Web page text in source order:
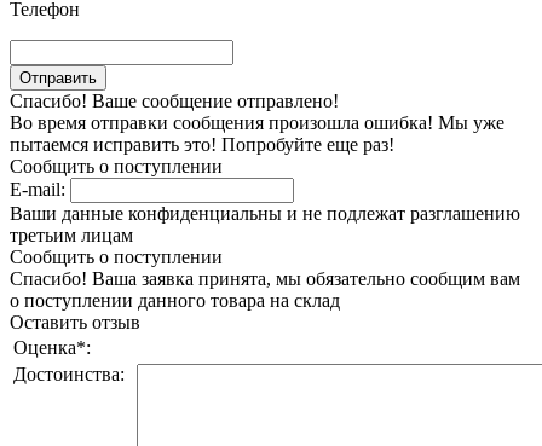
Телефон
Спасибо! Ваше сообщение отправлено!
Во время отправки сообщения произошла ошибка! Мы уже
пытаемся исправить это! Попробуйте еще раз!
Сообщить о поступлении
E-mail:
Ваши данные конфиденциальны и не подлежат разглашению
третьим лицам
Сообщить о поступлении
Спасибо! Ваша заявка принята, мы обязательно сообщим вам
о поступлении данного товара на склад
Оставить отзыв
Оценка*:
Достоинства: